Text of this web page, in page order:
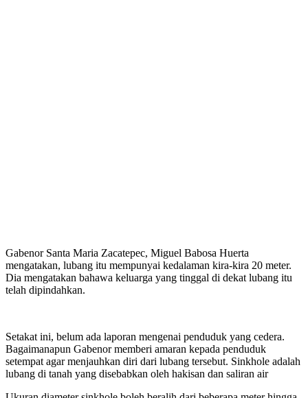
Gabenor Santa Maria Zacatepec, Miguel Babosa Huerta
mengatakan, lubang itu mempunyai kedalaman kira-kira 20 meter.
Dia mengatakan bahawa keluarga yang tinggal di dekat lubang itu
telah dipindahkan.
Setakat ini, belum ada laporan mengenai penduduk yang cedera.
Bagaimanapun Gabenor memberi amaran kepada penduduk
setempat agar menjauhkan diri dari lubang tersebut. Sinkhole adalah
lubang di tanah yang disebabkan oleh hakisan dan saliran air